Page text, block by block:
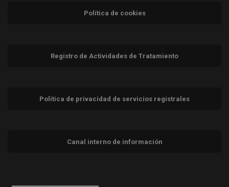
Política de cookies
Registro de Actividades de Tratamiento
Política de privacidad de servicios registrales
Canal interno de información